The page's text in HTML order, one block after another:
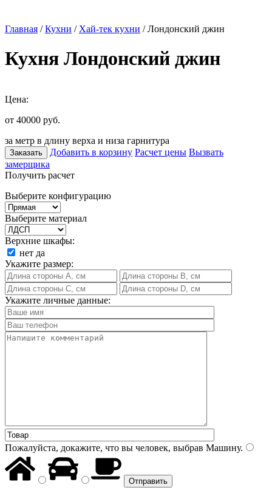
Главная /Кухни / Хай-тек кухни / Лондонский джин
Кухня Лондонский джин
Цена:
от 40000 руб.
за метр в длину верха и низа гарнитура
Заказать Добавить в корзину Расчет цены Вызвать
замерщика
Получить расчет
Выберите конфигурацию
Выберите материал
Верхние шкафы:
нет да
Укажите размер:
Укажите личные данные:
Пожалуйста, докажите, что вы человек, выбрав Машину.